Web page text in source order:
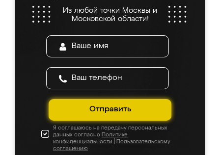
Из любой точки Москвы и
Московской области!
Отправить
Я соглашаюсь на передачу персональных
данных согласно Политике
конфиденциальности
Пользовательскому
соглашению